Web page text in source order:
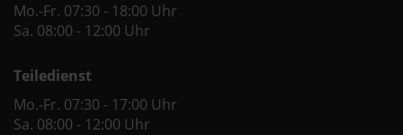
Mo.-Fr. 07:30 - 18:00 Uhr
Sa. 08:00 - 12:00 Uhr
Teiledienst
Mo.-Fr. 07:30 - 17:00 Uhr
Sa. 08:00 - 12:00 Uhr